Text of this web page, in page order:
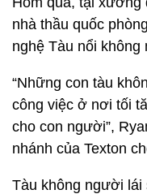
nhà thầu quốc
nghệ Tàu nổi
“Những con tàu
công việc ở nơi tối
cho con người”,
nhánh của Texton
Tàu không người